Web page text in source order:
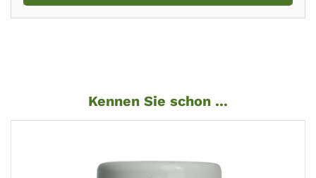
Kennen Sie schon ...